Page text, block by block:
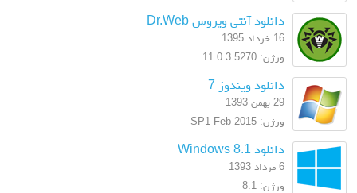
دانلود آنتی ویروس Dr.Web
16 خرداد 1395
ورژن: 11.0.3.5270
دانلود ویندوز 7
29 بهمن 1393
ورژن: SP1 Feb 2015
دانلود Windows 8.1
6 مرداد 1393
ورژن: 8.1